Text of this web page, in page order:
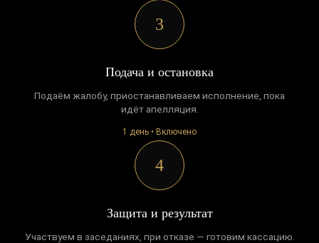
3
Подача и остановка
Подаём жалобу, приостанавливаем исполнение, пока
идёт апелляция.
1 день • Включено
4
Защита и результат
Участвуем в заседаниях, при отказе — готовим кассацию.